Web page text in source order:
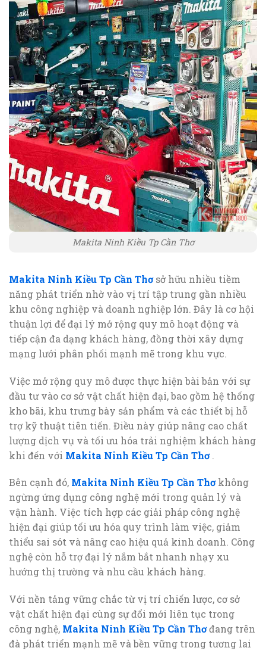
Makita Ninh Kiều Tp Cần Thơ
Makita Ninh Kiều Tp Cần Thơsở hữu nhiều tiềm
năng phát triển nhờ vào vị trí tập trung gần nhiều
khu công nghiệp và doanh nghiệp lớn. Đây là cơ hội
thuận lợi để đại lý mở rộng quy mô hoạt động và
tiếp cận đa dạng khách hàng, đồng thời xây dựng
mạng lưới phân phối mạnh mẽ trong khu vực.
Việc mở rộng quy mô được thực hiện bài bản với sự
đầu tư vào cơ sở vật chất hiện đại, bao gồm hệ thống
kho bãi, khu trưng bày sản phẩm và các thiết bị hỗ
trợ kỹ thuật tiên tiến. Điều này giúp nâng cao chất
lượng dịch vụ và tối ưu hóa trải nghiệm khách hàng
khi đến với Makita Ninh Kiều Tp Cần Thơ.
Bên cạnh đó, Makita Ninh Kiều Tp Cần Thơkhông
ngừng ứng dụng công nghệ mới trong quản lý và
vận hành. Việc tích hợp các giải pháp công nghệ
hiện đại giúp tối ưu hóa quy trình làm việc, giảm
thiểu sai sót và nâng cao hiệu quả kinh doanh. Công
nghệ còn hỗ trợ đại lý nắm bắt nhanh nhạy xu
hướng thị trường và nhu cầu khách hàng.
Với nền tảng vững chắc từ vị trí chiến lược, cơ sở
vật chất hiện đại cùng sự đổi mới liên tục trong
công nghệ, Makita Ninh Kiều Tp Cần Thơđang trên
đà phát triển mạnh mẽ và bền vững trong tương lai